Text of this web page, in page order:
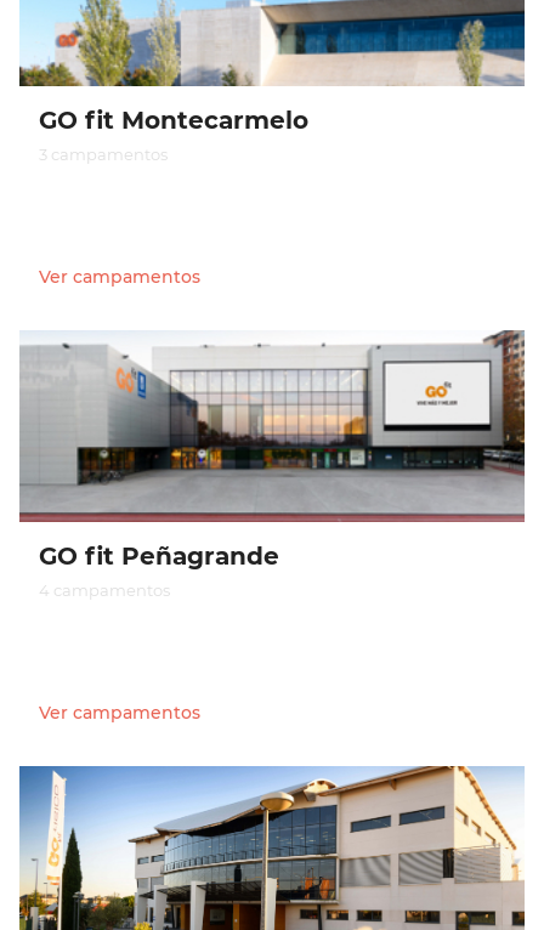
GO fit Montecarmelo
3 campamentos
Ver campamentos
GO fit Peñagrande
4 campamentos
Ver campamentos